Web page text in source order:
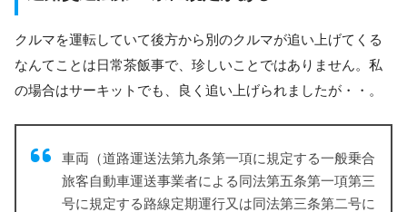
クルマを運転していて後方から別のクルマが追い上げてくる
なんてことは日常茶飯事で、珍しいことではありません。私
の場合はサーキットでも、良く追い上げられましたが・・。
車両（道路運送法第九条第一項に規定する一般乗合
旅客自動車運送事業者による同法第五条第一項第三
号に規定する路線定期運行又は同法第三条第二号に